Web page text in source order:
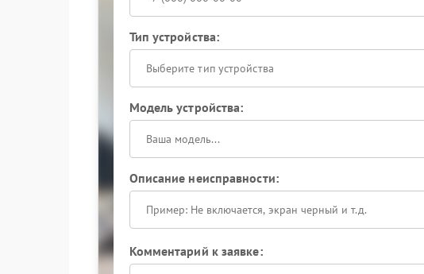
Тип устройства:
Выберите тип устройства
Модель устройства:
Описание неисправности:
Комментарий к заявке: